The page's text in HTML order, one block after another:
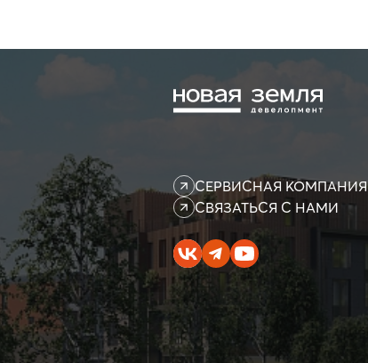
СЕРВИСНАЯ КОМПАНИЯ
СВЯЗАТЬСЯ С НАМИ